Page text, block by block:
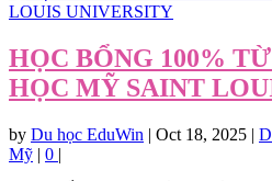
HỌC BỔNG 100%
HỌC MỸ SAINT
by Du học EduWin | Oct 18, 2025 |
Mỹ | 0 |